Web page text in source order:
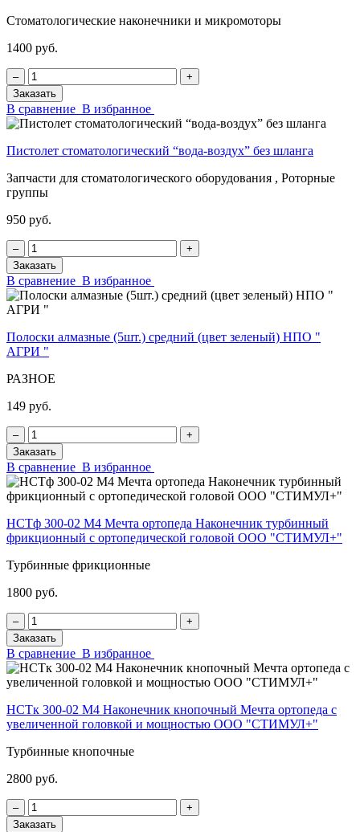
Стоматологические наконечники и микромоторы
1400 руб.
‒
+
Заказать
В сравнение В избранное
Пистолет стоматологический “вода-воздух” без шланга
Запчасти для стоматологического оборудования , Роторные
группы
950 руб.
‒
+
Заказать
В сравнение В избранное
Полоски алмазные (5шт.) средний (цвет зеленый) НПО "
АГРИ "
РАЗНОЕ
149 руб.
‒
+
Заказать
В сравнение В избранное
НСТф 300-02 М4 Мечта ортопеда Наконечник турбинный
фрикционный с ортопедической головой ООО "СТИМУЛ+"
Турбинные фрикционные
1800 руб.
‒
+
Заказать
В сравнение В избранное
НСТк 300-02 М4 Наконечник кнопочный Мечта ортопеда с
увеличенной головкой и мощностью ООО "СТИМУЛ+"
Турбинные кнопочные
2800 руб.
‒
+
Заказать